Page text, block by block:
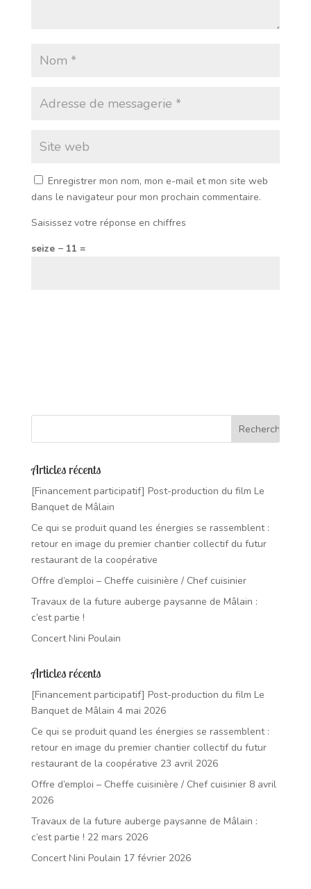
Enregistrer mon nom, mon e-mail et mon site web
dans le navigateur pour mon prochain commentaire.
Saisissez votre réponse en chiffres
seize − 11 =
Articles récents
[Financement participatif] Post-production du film Le
Banquet de Mâlain
Ce qui se produit quand les énergies se rassemblent :
retour en image du premier chantier collectif du futur
restaurant de la coopérative
Offre d’emploi – Cheffe cuisinière / Chef cuisinier
Travaux de la future auberge paysanne de Mâlain :
c’est partie !
Concert Nini Poulain
Articles récents
[Financement participatif] Post-production du film Le
Banquet de Mâlain 4 mai 2026
Ce qui se produit quand les énergies se rassemblent :
retour en image du premier chantier collectif du futur
restaurant de la coopérative 23 avril 2026
Offre d’emploi – Cheffe cuisinière / Chef cuisinier 8 avril
2026
Travaux de la future auberge paysanne de Mâlain :
c’est partie ! 22 mars 2026
Concert Nini Poulain 17 février 2026